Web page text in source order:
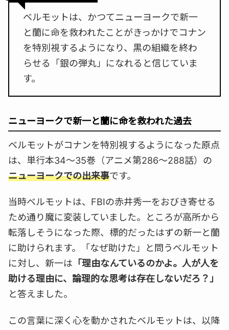
ベルモットは、かつてニューヨークで新一
と蘭に命を救われたことがきっかけでコナン
を特別視するようになり、黒の組織を終わ
らせる「銀の弾丸」になれると信じていま
す。
ニューヨークで新一と蘭に命を救われた過去
ベルモットがコナンを特別視するようになった原点
は、単行本34〜35巻（アニメ第286〜288話）の
ニューヨークでの出来事です。
当時ベルモットは、FBIの赤井秀一をおびき寄せる
ため通り魔に変装していました。ところが高所から
転落しそうになった際、標的だったはずの新一と蘭
に助けられます。「なぜ助けた」と問うベルモット
に対し、新一は 「理由なんているのかよ。人が人を
助ける理由に、論理的な思考は存在しないだろ？」
と答えました。
この言葉に深く心を動かされたベルモットは、以降